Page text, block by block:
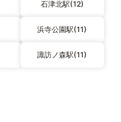
石津北駅(12)
浜寺公園駅(11)
諏訪ノ森駅(11)